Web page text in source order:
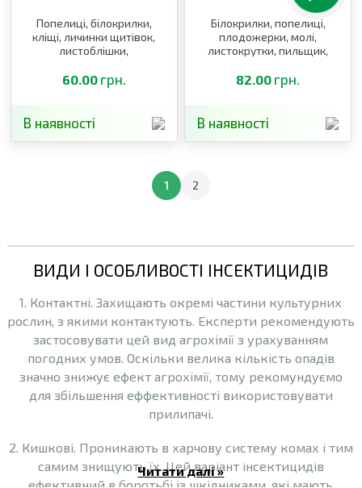
Попелиці, білокрилки,
кліщі, личинки щитівок,
листоблішки,
60.00 грн.
В наявності
Білокрилки, попелиці,
плодожерки, молі,
листокрутки, пильщик,
трипси, п’явиці,
довгоносики, саранові
82.00 грн.
В наявності
1 2
ВИДИ І ОСОБЛИВОСТІ ІНСЕКТИЦИДІВ
1. Контактні. Захищають окремі частини культурних
рослин, з якими контактують. Експерти рекомендують
застосовувати цей вид агрохімії з урахуванням
погодних умов. Оскільки велика кількість опадів
значно знижує ефект агрохімії, тому рекомундуємо
для збільшення еффективності використовувати
прилипачі.
2. Кишкові. Проникають в харчову систему комах і тим
самим знищують їх. Цей варіант інсектицидів
ефективний в боротьбі із шкідниками, які мають
Читати далі »